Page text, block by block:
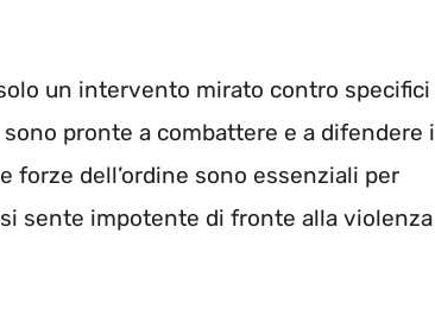
un intervento mirato contro specifici
pronte a combattere e a difendere i
dell’ordine sono essenziali per
sente impotente di fronte alla violenza